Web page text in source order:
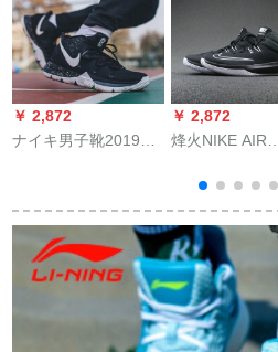
￥ 2,872
ナイキ男子靴2019春
バズAO 2919-901 AO
2919-901 42/265
￥ 2,872
烽火NIKE AIR
セット靴
921692-001煙
倉庫現物42.5